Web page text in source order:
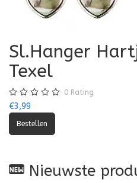
Sl.Hanger
Texel
0 Rating
€3,99
Nieuwste